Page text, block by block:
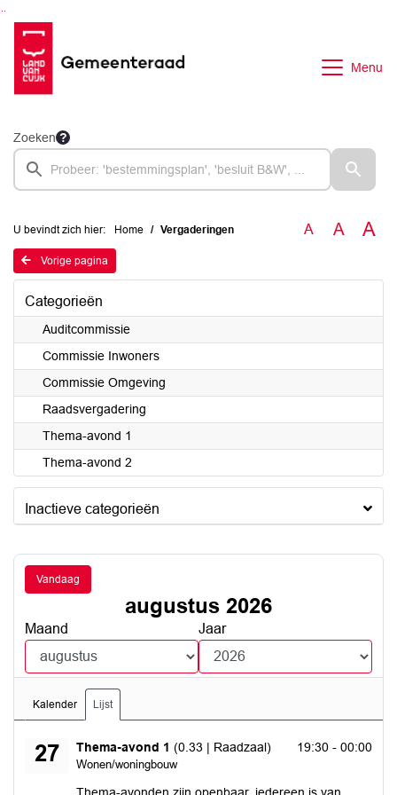
Menu
Zoeken
U bevindt zich hier: Home Vergaderingen A A A
Vorige pagina
Categorieën
Auditcommissie
Commissie Inwoners
Commissie Omgeving
Raadsvergadering
Thema-avond 1
Thema-avond 2
Inactieve categorieën
Vandaag
augustus 2026
Maand Jaar
Kalender Lijst
27 Thema-avond 1 (0.33 | Raadzaal)
Wonen/woningbouw
donderdag 27 augustus 2026 19:30 - 00:00